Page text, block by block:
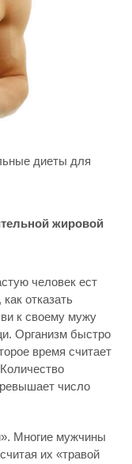
диеты для
жировой
человек ест
отказать
к своему мужу
Организм быстро
время считает
число
Многие мужчины
их «травой